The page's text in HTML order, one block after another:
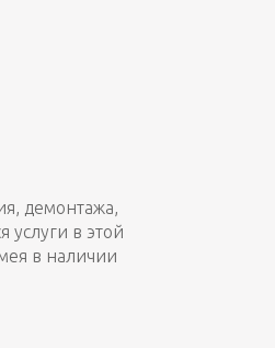
демонтажа,
услуги в этой
в наличии